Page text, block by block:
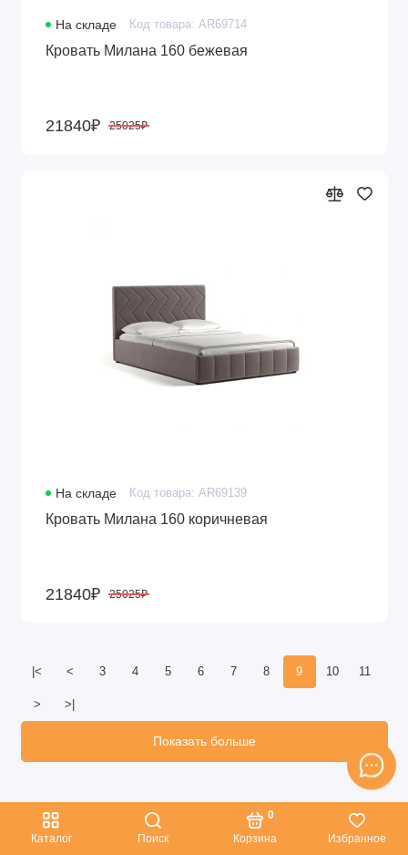
Каталог Поиск Корзина
0
Избранное
На складе Код товара: AR69714
Кровать Милана 160 бежевая
21840₽ 25025₽
На складе Код товара: AR69139
Кровать Милана 160 коричневая
21840₽ 25025₽
|< < 3 4 5 6 7 8 9 10 11
> >|
Показать больше